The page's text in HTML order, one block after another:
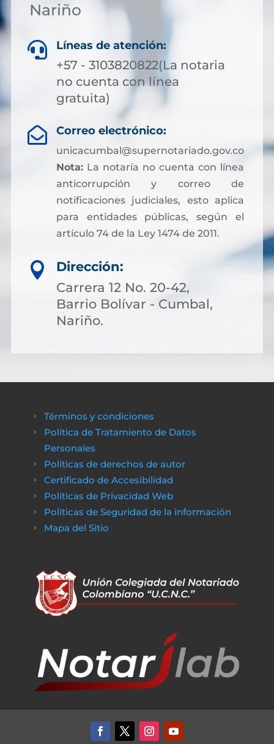
Nariño
 Líneas de atención:
+57 - 3103820822(La notaria
no cuenta con línea
gratuita)
 Correo electrónico:
unicacumbal@supernotariado.gov.co
Nota:La notaría no cuenta con línea
anticorrupción y correo de
notificaciones judiciales, esto aplica
para entidades públicas, según el
artículo 74 de la Ley 1474 de 2011.

Dirección:
Carrera 12 No. 20-42,
Barrio Bolívar - Cumbal,
Nariño.
Términos y condiciones
Política de Tratamiento de Datos
Personales
Políticas de derechos de autor
Certificado de Accesibilidad
Políticas de Privacidad Web
Políticas de Seguridad de la información
Mapa del Sitio